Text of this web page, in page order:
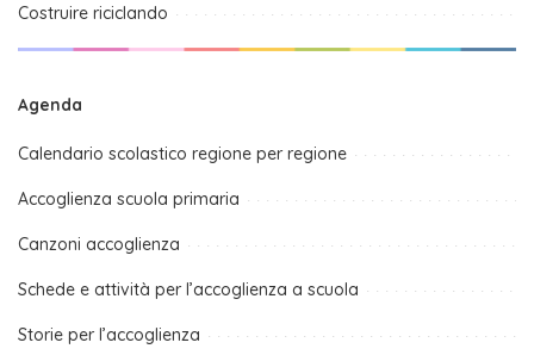
Costruire riciclando
Agenda
Calendario scolastico regione per regione
Accoglienza scuola primaria
Canzoni accoglienza
Schede e attività per l’accoglienza a scuola
Storie per l’accoglienza